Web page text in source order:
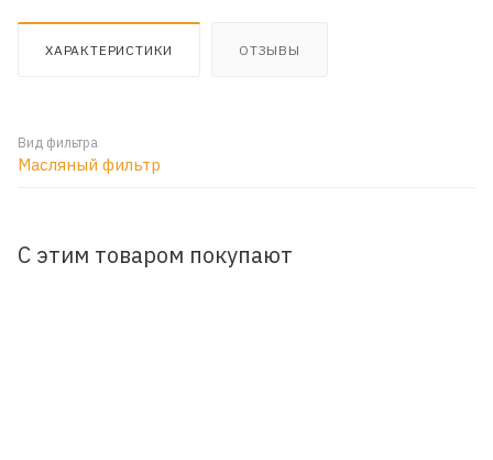
ХАРАКТЕРИСТИКИ ОТЗЫВЫ
Вид фильтра
Масляный фильтр
С этим товаром покупают